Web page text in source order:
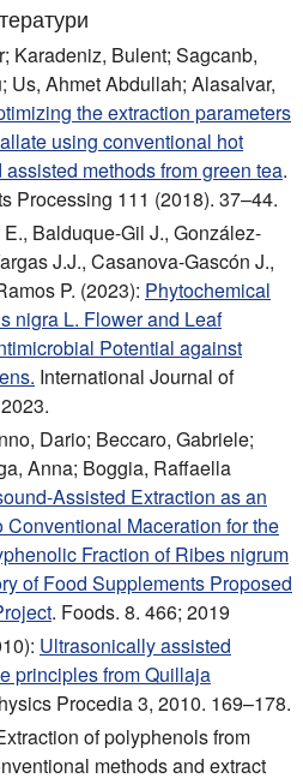
Karadeniz, Bulent; Sagcanb,
Us, Ahmet Abdullah; Alasalvar,
the extraction parameters
using conventional hot
methods from green tea.
Processing 111 (2018). 37–44.
Balduque-Gil J., González-
J.J., Casanova-Gascón J.,
P. (2023): Phytochemical
nigra L. Flower and Leaf
Potential against
International Journal of
Dario; Beccaro, Gabriele;
Anna; Boggia, Raffaella
Assisted Extraction as an
Conventional Maceration for the
Fraction of Ribes nigrum
of Food Supplements Proposed
. Foods. 8. 466; 2019
Ultrasonically assisted
principles from Quillaja
Procedia 3, 2010. 169–178.
of polyphenols from
methods and extract